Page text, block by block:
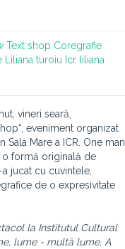
Text shop Coregrafie
Liliana turoiu Icr liliana
vineri seară,
eveniment organizat
Sala Mare a ICR. One man
formă originală de
jucat cu cuvintele,
de o expresivitate
la Institutul Cultural
lume - multă lume. A